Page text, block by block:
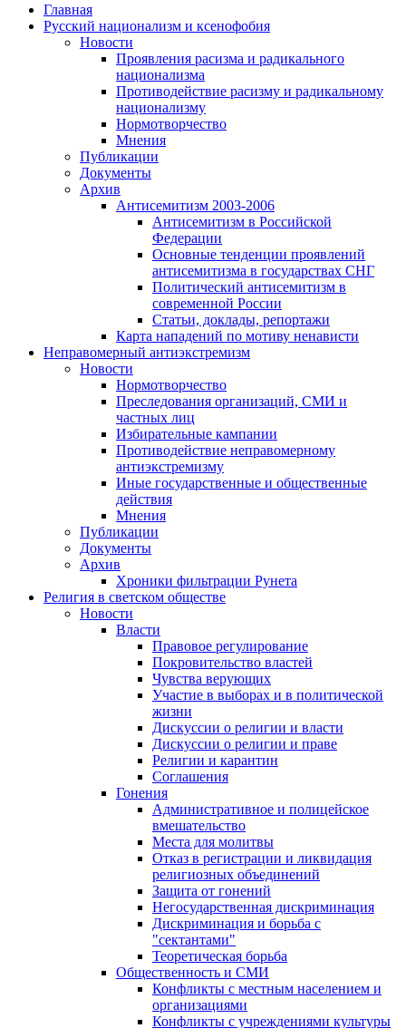
Главная
Русский национализм и ксенофобия
Новости
Проявления расизма и радикального
национализма
Противодействие расизму и радикальному
национализму
Нормотворчество
Мнения
Публикации
Документы
Архив
Антисемитизм 2003-2006
Антисемитизм в Российской
Федерации
Основные тенденции проявлений
антисемитизма в государствах СНГ
Политический антисемитизм в
современной России
Статьи, доклады, репортажи
Карта нападений по мотиву ненависти
Неправомерный антиэкстремизм
Новости
Нормотворчество
Преследования организаций, СМИ и
частных лиц
Избирательные кампании
Противодействие неправомерному
антиэкстремизму
Иные государственные и общественные
действия
Мнения
Публикации
Документы
Архив
Хроники фильтрации Рунета
Религия в светском обществе
Новости
Власти
Правовое регулирование
Покровительство властей
Чувства верующих
Участие в выборах и в политической
жизни
Дискуссии о религии и власти
Дискуссии о религии и праве
Религии и карантин
Соглашения
Гонения
Административное и полицейское
вмешательство
Места для молитвы
Отказ в регистрации и ликвидация
религиозных объединений
Защита от гонений
Негосударственная дискриминация
Дискриминация и борьба с
"сектантами"
Теоретическая борьба
Общественность и СМИ
Конфликты с местным населением и
организациями
Конфликты с учреждениями культуры